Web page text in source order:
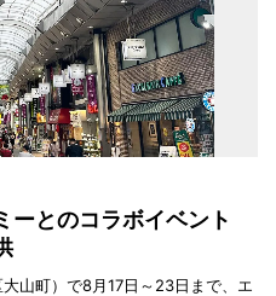
ーとのコラボイベント
山町）で8月17日～23日まで、エ